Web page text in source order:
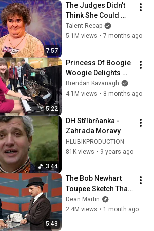
7:57
The Judges Didn't
Think She Could
Sing... But Then She
Opened Her Mouth!
Talent Recap
5.1M views • 7 months ago
5:22
Princess Of Boogie
Woogie Delights
Everyone
Brendan Kavanagh
4.1M views • 8 months ago
3:44
DH Stříbrňanka -
Zahrada Moravy
HLUBIKPRODUCTION
81K views • 9 years ago
5:43
The Bob Newhart
Toupee Sketch That
Broke Dean Martin
Dean Martin
2.4M views • 1 month ago